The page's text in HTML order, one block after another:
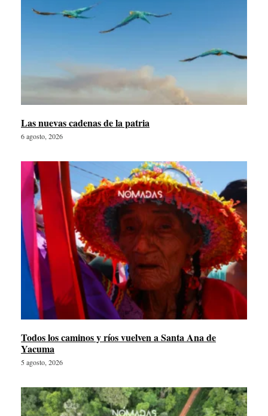
Las nuevas cadenas de la patria
6 agosto, 2026
Todos los caminos y ríos vuelven a Santa Ana de
Yacuma
5 agosto, 2026